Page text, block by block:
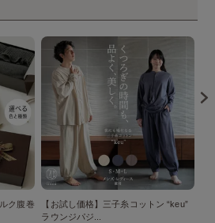
ク腹巻
【お試し価格】三子糸コットン “keu”
ラウンジパジ...